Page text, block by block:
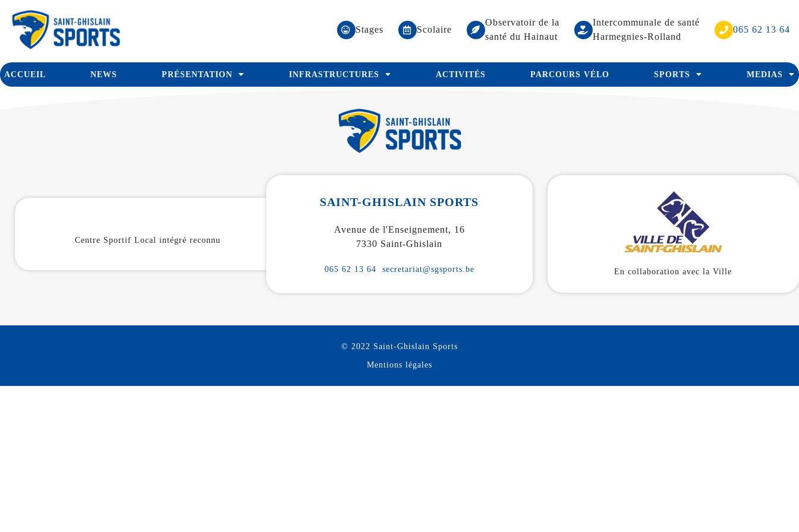
Stages Scolaire
Observatoir de la
santé du Hainaut
Intercommunale de santé
Harmegnies-Rolland
065 62 13 64
ACCUEIL NEWS PRÉSENTATION INFRASTRUCTURES ACTIVITÉS PARCOURS VÉLO SPORTS MEDIAS
Centre Sportif Local intégré reconnu
SAINT-GHISLAIN SPORTS
Avenue de l'Enseignement, 16
7330 Saint-Ghislain
065 62 13 64 secretariat@sgsports.be En collaboration avec la Ville
© 2022 Saint-Ghislain Sports
Mentions légales